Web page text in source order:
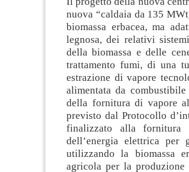
nuova “caldaia da 135
biomassa erbacea, ma
legnosa, dei relativi
della biomassa e delle
trattamento fumi, di una
estrazione di vapore
alimentata da
della fornitura di vapore
previsto dal Protocollo
finalizzato alla fornitura
dell’energia elettrica
utilizzando la biomassa
agricola per la